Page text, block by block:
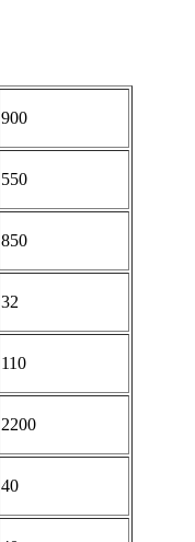
900
550
850
32
110
2200
40